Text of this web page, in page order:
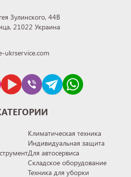
Зулинского, 44В
21022 Украина
ukrservice.com
Климатическая техника
Индивидуальная защита
Для автосервиса
Складское оборудование
Техника для уборки